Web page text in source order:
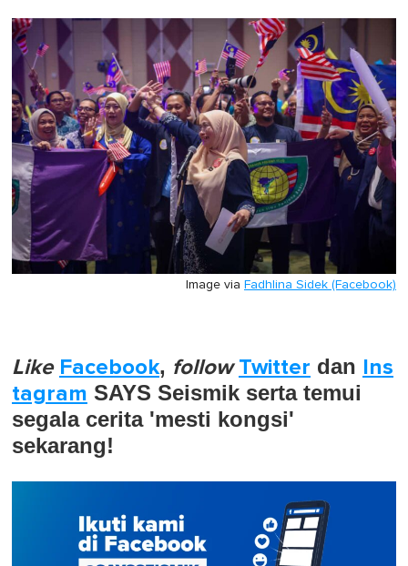
Image via Fadhlina Sidek (Facebook)
Like Facebook, follow Twitter dan Ins
tagram SAYS Seismik serta temui
segala cerita 'mesti kongsi'
sekarang!